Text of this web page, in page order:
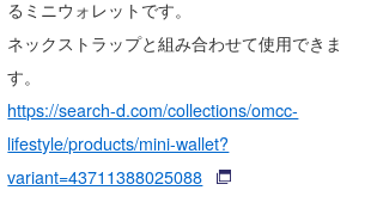
るミニウォレットです。
ネックストラップと組み合わせて使用できま
す。
https://search-d.com/collections/omcc-
lifestyle/products/mini-wallet?
variant=43711388025088